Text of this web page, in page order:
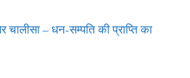
– धन-सम्पति की प्राप्ति का